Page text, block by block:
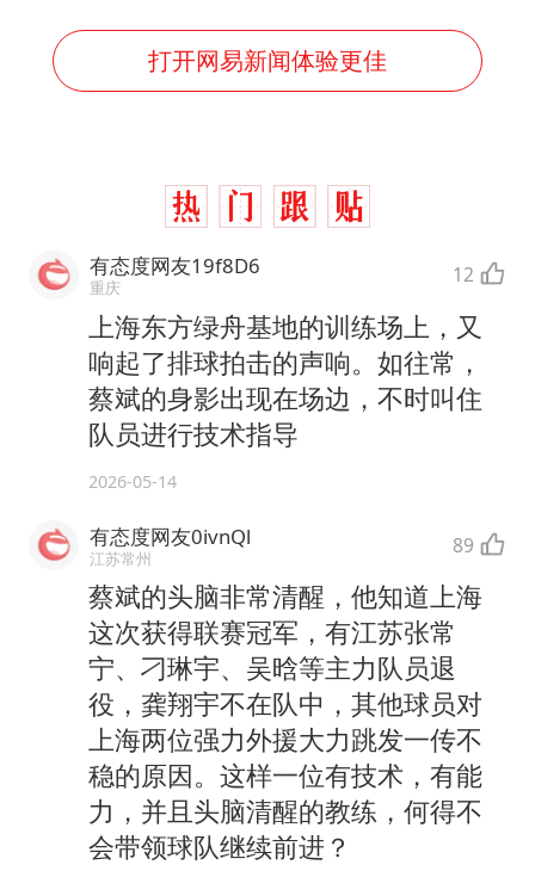
打开网易新闻体验更佳
有态度网友19f8D6
重庆 12
上海东方绿舟基地的训练场上，又
响起了排球拍击的声响。如往常，
蔡斌的身影出现在场边，不时叫住
队员进行技术指导
2026-05-14
有态度网友0ivnQl
江苏常州 89
蔡斌的头脑非常清醒，他知道上海
这次获得联赛冠军，有江苏张常
宁、刁琳宇、吴晗等主力队员退
役，龚翔宇不在队中，其他球员对
上海两位强力外援大力跳发一传不
稳的原因。这样一位有技术，有能
力，并且头脑清醒的教练，何得不
会带领球队继续前进？